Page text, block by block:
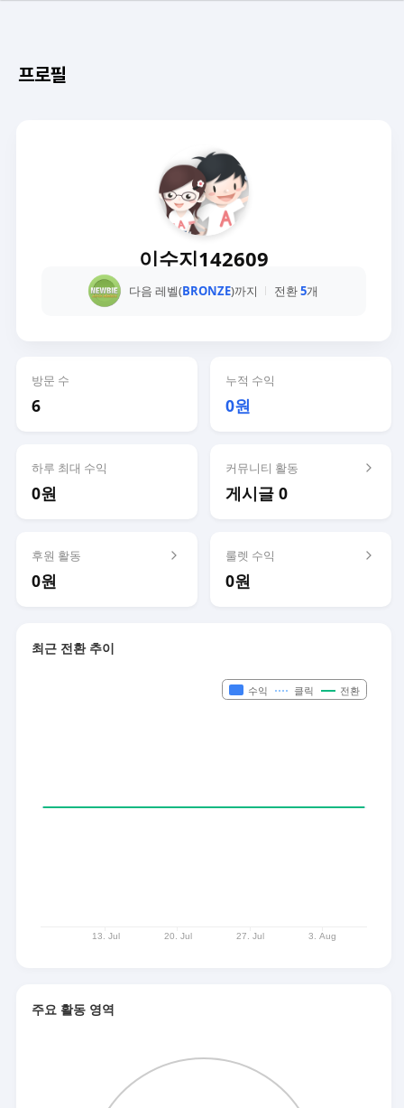
프로필
이수지142609
다음 레벨(BRONZE)까지 전환5개
방문 수
6
누적 수익
0원
하루 최대 수익
0원
커뮤니티 활동
게시글 0
후원 활동
0원
룰렛 수익
0원
최근 전환 추이
주요 활동 영역